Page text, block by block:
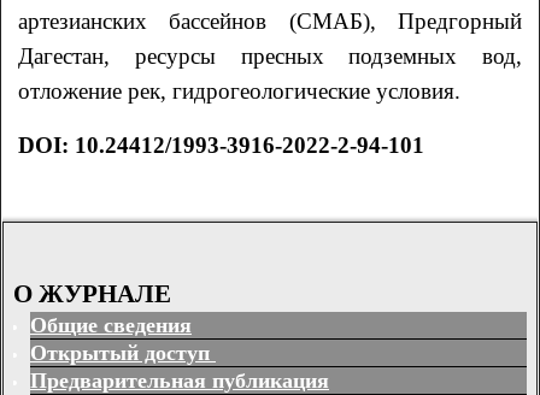
артезианских бассейнов (СМАБ), Предгорный
Дагестан, ресурсы пресных подземных вод,
отложение рек, гидрогеологические условия.
DOI: 10.24412/1993-3916-2022-2-94-101
О ЖУРНАЛЕ
Общие сведения
Открытый доступ
Предварительная публикация